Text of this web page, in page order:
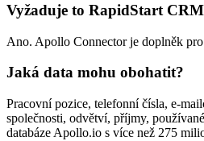
Vyžaduje to RapidStart
Ano. Apollo Connector je doplněk
Jaká data mohu obohatit?
Pracovní pozice, telefonní čísla, e-
společnosti, odvětví, příjmy,
databáze Apollo.io s více než 275